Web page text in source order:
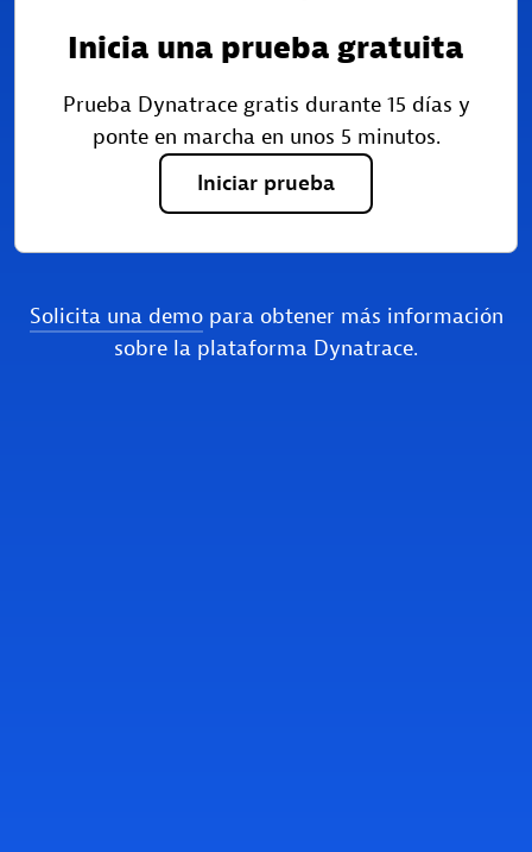
Inicia una prueba gratuita
Prueba Dynatrace gratis durante 15 días y
ponte en marcha en unos 5 minutos.
Iniciar prueba
Solicita una demopara obtener más información
sobre la plataforma Dynatrace.